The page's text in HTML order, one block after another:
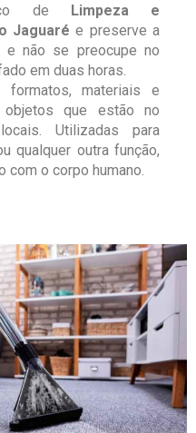
de Limpeza e
Jaguaré e preserve a
e não se preocupe no
em duas horas.
formatos, materiais e
que estão no
Utilizadas para
qualquer outra função,
com o corpo humano.